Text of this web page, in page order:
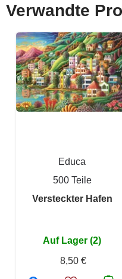
Verwandte
Educa
500 Teile
Versteckter Hafen
Auf Lager (2)
8,50 €